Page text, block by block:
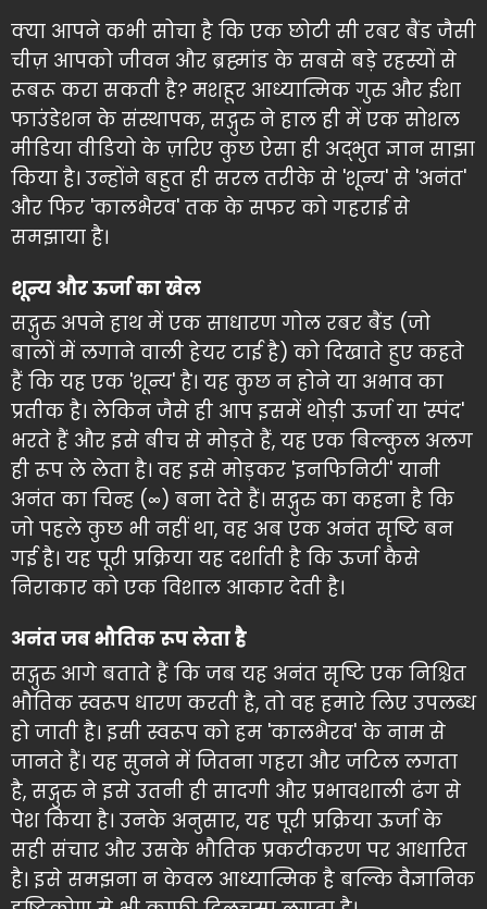
क्या आपने कभी सोचा है कि एक छोटी सी रबर बैंड जैसी
चीज़ आपको जीवन और ब्रह्मांड के सबसे बड़े रहस्यों से
रूबरू करा सकती है? मशहूर आध्यात्मिक गुरु और ईशा
फाउंडेशन के संस्थापक, सद्गुरु ने हाल ही में एक सोशल
मीडिया वीडियो के ज़रिए कुछ ऐसा ही अद्भुत ज्ञान साझा
किया है। उन्होंने बहुत ही सरल तरीके से 'शून्य' से 'अनंत'
और फिर 'कालभैरव' तक के सफर को गहराई से
समझाया है।
शून्य और ऊर्जा का खेल
सद्गुरु अपने हाथ में एक साधारण गोल रबर बैंड (जो
बालों में लगाने वाली हेयर टाई है) को दिखाते हुए कहते
हैं कि यह एक 'शून्य' है। यह कुछ न होने या अभाव का
प्रतीक है। लेकिन जैसे ही आप इसमें थोड़ी ऊर्जा या 'स्पंद'
भरते हैं और इसे बीच से मोड़ते हैं, यह एक बिल्कुल अलग
ही रूप ले लेता है। वह इसे मोड़कर 'इनफिनिटी' यानी
अनंत का चिन्ह (∞) बना देते हैं। सद्गुरु का कहना है कि
जो पहले कुछ भी नहीं था, वह अब एक अनंत सृष्टि बन
गई है। यह पूरी प्रक्रिया यह दर्शाती है कि ऊर्जा कैसे
निराकार को एक विशाल आकार देती है।
अनंत जब भौतिक रूप लेता है
सद्गुरु आगे बताते हैं कि जब यह अनंत सृष्टि एक निश्चित
भौतिक स्वरूप धारण करती है, तो वह हमारे लिए उपलब्ध
हो जाती है। इसी स्वरूप को हम 'कालभैरव' के नाम से
जानते हैं। यह सुनने में जितना गहरा और जटिल लगता
है, सद्गुरु ने इसे उतनी ही सादगी और प्रभावशाली ढंग से
पेश किया है। उनके अनुसार, यह पूरी प्रक्रिया ऊर्जा के
सही संचार और उसके भौतिक प्रकटीकरण पर आधारित
है। इसे समझना न केवल आध्यात्मिक है बल्कि वैज्ञानिक